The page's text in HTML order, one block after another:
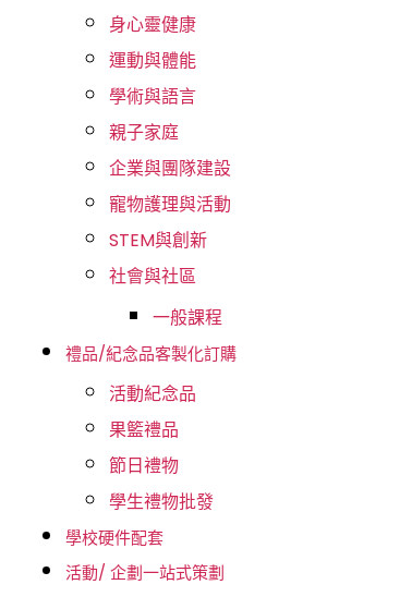
身心靈健康
運動與體能
學術與語言
親子家庭
企業與團隊建設
寵物護理與活動
STEM與創新
社會與社區
一般課程
禮品/紀念品客製化訂購
活動紀念品
果籃禮品
節日禮物
學生禮物批發
學校硬件配套
活動/ 企劃一站式策劃